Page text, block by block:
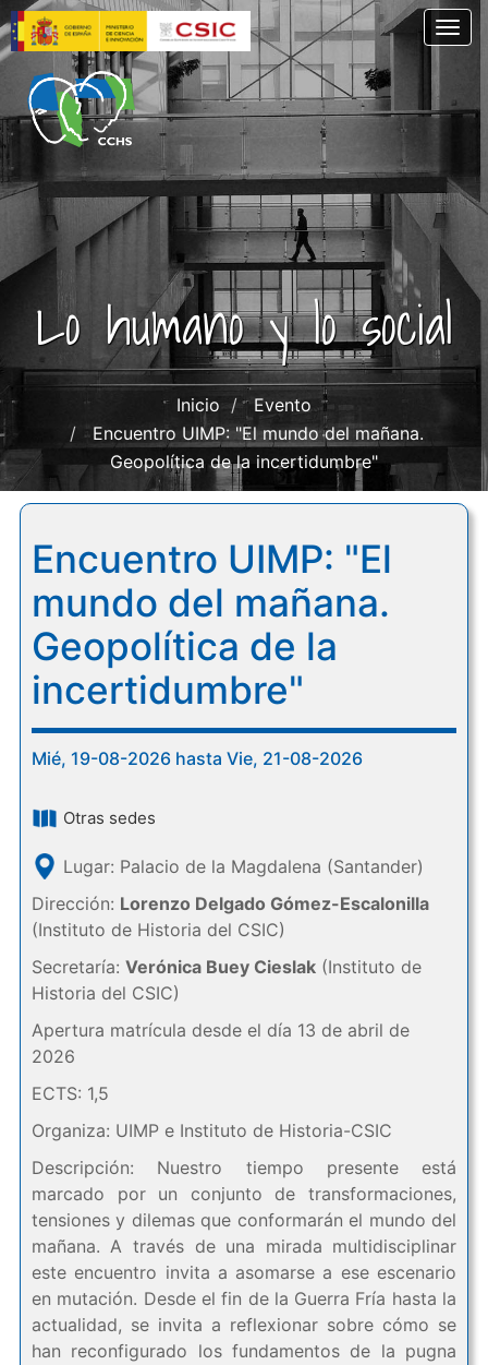
Pasar
al
contenido
principal
Lo humano y lo social
Inicio
Evento
Encuentro UIMP: "El mundo del mañana.
Geopolítica de la incertidumbre"
Encuentro UIMP: "El
mundo del mañana.
Geopolítica de la
incertidumbre"
Mié, 19-08-2026 hasta Vie, 21-08-2026
Otras sedes
Lugar: Palacio de la Magdalena (Santander)
Dirección: Lorenzo Delgado Gómez-Escalonilla
(Instituto de Historia del CSIC)
Secretaría: Verónica Buey Cieslak(Instituto de
Historia del CSIC)
Apertura matrícula desde el día 13 de abril de
2026
ECTS: 1,5
Organiza: UIMP e Instituto de Historia-CSIC
Descripción: Nuestro tiempo presente está
marcado por un conjunto de transformaciones,
tensiones y dilemas que conformarán el mundo del
mañana. A través de una mirada multidisciplinar
este encuentro invita a asomarse a ese escenario
en mutación. Desde el fin de la Guerra Fría hasta la
actualidad, se invita a reflexionar sobre cómo se
han reconfigurado los fundamentos de la pugna